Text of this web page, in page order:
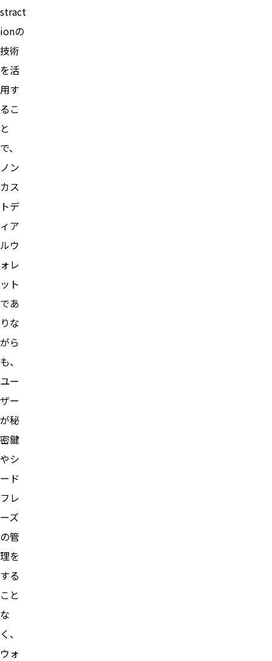
stract
ionの
技術
を活
用す
るこ
と
で、
ノン
カス
トデ
ィア
ルウ
ォレ
ット
であ
りな
がら
も、
ユー
ザー
が秘
密鍵
やシ
ード
フレ
ーズ
の管
理を
する
こと
な
く、
ウォ